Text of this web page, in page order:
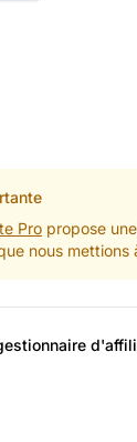
Propropose
nous mettions